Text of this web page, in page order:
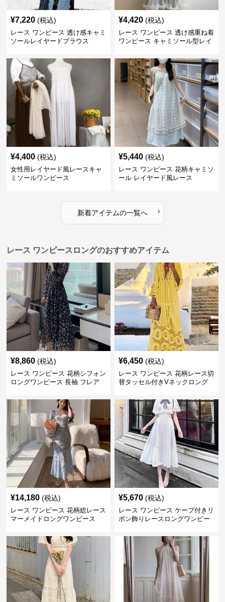
¥7,220 (税込)
レース ワンピース 透け感キャミ
ソールレイヤードブラウス
¥4,420 (税込)
レース ワンピース 透け感重ね着
ワンピース キャミソール型レイ
¥4,400 (税込)
女性用レイヤード風レースキャ
ミソールワンピース
¥5,440 (税込)
レース ワンピース 花柄キャミソ
ール レイヤード風レース
新着アイテムの一覧へ ›
レース ワンピースロングのおすすめアイテム
¥8,860 (税込)
レース ワンピース 花柄シフォン
ロングワンピース 長袖 フレア
¥6,450 (税込)
レース ワンピース 花柄レース切
替タッセル付きVネックロング
¥14,180 (税込)
レース ワンピース 花柄総レース
マーメイドロングワンピース
¥5,670 (税込)
レース ワンピース ケープ付きリ
ボン飾りレースロングワンピー